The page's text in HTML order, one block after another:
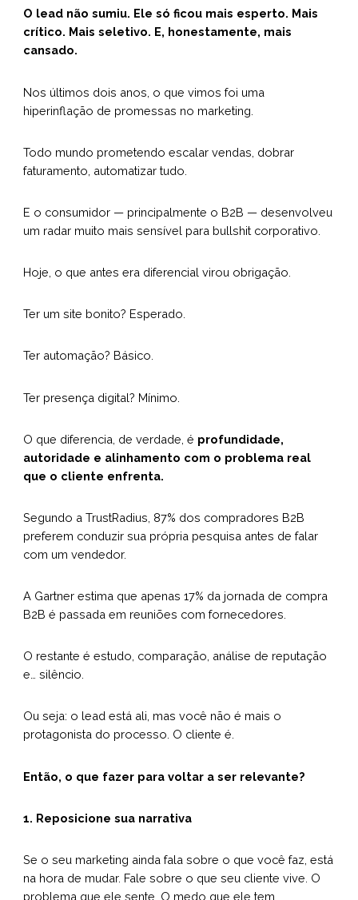
O lead não sumiu. Ele só ficou mais esperto. Mais
crítico. Mais seletivo. E, honestamente, mais
cansado.
Nos últimos dois anos, o que vimos foi uma
hiperinflação de promessas no marketing.
Todo mundo prometendo escalar vendas, dobrar
faturamento, automatizar tudo.
E o consumidor — principalmente o B2B — desenvolveu
um radar muito mais sensível para bullshit corporativo.
Hoje, o que antes era diferencial virou obrigação.
Ter um site bonito? Esperado.
Ter automação? Básico.
Ter presença digital? Mínimo.
O que diferencia, de verdade, é profundidade,
autoridade e alinhamento com o problema real
que o cliente enfrenta.
Segundo a TrustRadius, 87% dos compradores B2B
preferem conduzir sua própria pesquisa antes de falar
com um vendedor.
A Gartner estima que apenas 17% da jornada de compra
B2B é passada em reuniões com fornecedores.
O restante é estudo, comparação, análise de reputação
e… silêncio.
Ou seja: o lead está ali, mas você não é mais o
protagonista do processo. O cliente é.
Então, o que fazer para voltar a ser relevante?
1. Reposicione sua narrativa
Se o seu marketing ainda fala sobre o que você faz, está
na hora de mudar. Fale sobre o que seu cliente vive. O
problema que ele sente. O medo que ele tem.